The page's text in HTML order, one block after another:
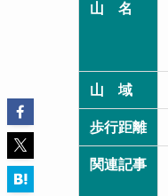
山 名
山 域
歩行距離
関連記事